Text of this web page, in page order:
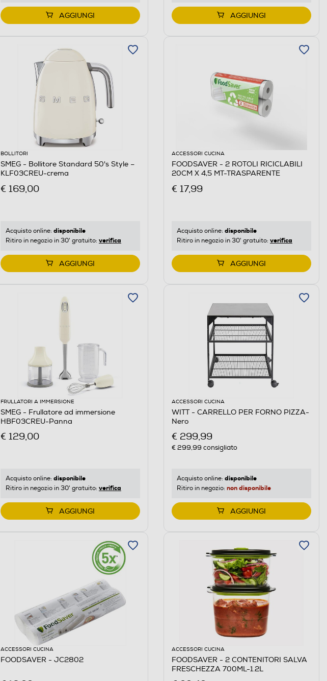
AGGIUNGI AGGIUNGI
BOLLITORI
SMEG - Bollitore Standard 50's Style –
KLF03CREU-crema
€ 169,00
Acquisto online: disponibile
Ritiro in negozio in 30' gratuito: verifica
AGGIUNGI
ACCESSORI CUCINA
FOODSAVER - 2 ROTOLI RICICLABILI
20CM X 4,5 MT-TRASPARENTE
€ 17,99
Acquisto online: disponibile
Ritiro in negozio in 30' gratuito: verifica
AGGIUNGI
FRULLATORI A IMMERSIONE
SMEG - Frullatore ad immersione
HBF03CREU-Panna
€ 129,00
Acquisto online: disponibile
Ritiro in negozio in 30' gratuito: verifica
AGGIUNGI
ACCESSORI CUCINA
WITT - CARRELLO PER FORNO PIZZA-
Nero
€ 299,99
€ 299,99 consigliato
Acquisto online: disponibile
Ritiro in negozio: non disponibile
AGGIUNGI
ACCESSORI CUCINA
FOODSAVER - JC2802
ACCESSORI CUCINA
FOODSAVER - 2 CONTENITORI SALVA
FRESCHEZZA 700ML-1.2L